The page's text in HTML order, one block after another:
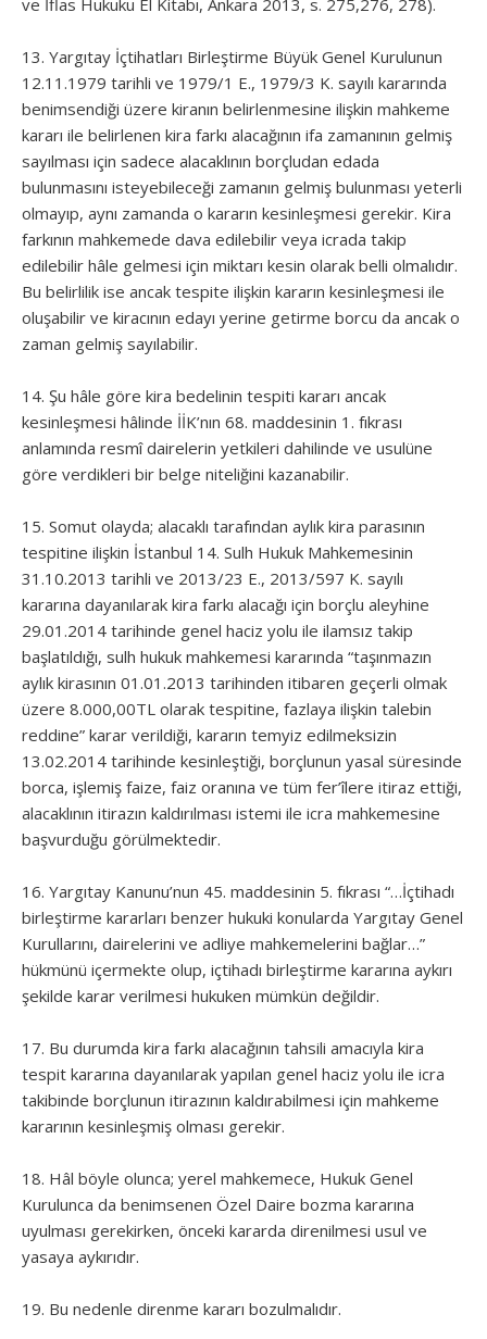
ve İflas Hukuku El Kitabı, Ankara 2013, s. 275,276, 278).
13. Yargıtay İçtihatları Birleştirme Büyük Genel Kurulunun
12.11.1979 tarihli ve 1979/1 E., 1979/3 K. sayılı kararında
benimsendiği üzere kiranın belirlenmesine ilişkin mahkeme
kararı ile belirlenen kira farkı alacağının ifa zamanının gelmiş
sayılması için sadece alacaklının borçludan edada
bulunmasını isteyebileceği zamanın gelmiş bulunması yeterli
olmayıp, aynı zamanda o kararın kesinleşmesi gerekir. Kira
farkının mahkemede dava edilebilir veya icrada takip
edilebilir hâle gelmesi için miktarı kesin olarak belli olmalıdır.
Bu belirlilik ise ancak tespite ilişkin kararın kesinleşmesi ile
oluşabilir ve kiracının edayı yerine getirme borcu da ancak o
zaman gelmiş sayılabilir.
14. Şu hâle göre kira bedelinin tespiti kararı ancak
kesinleşmesi hâlinde İİK’nın 68. maddesinin 1. fıkrası
anlamında resmî dairelerin yetkileri dahilinde ve usulüne
göre verdikleri bir belge niteliğini kazanabilir.
15. Somut olayda; alacaklı tarafından aylık kira parasının
tespitine ilişkin İstanbul 14. Sulh Hukuk Mahkemesinin
31.10.2013 tarihli ve 2013/23 E., 2013/597 K. sayılı
kararına dayanılarak kira farkı alacağı için borçlu aleyhine
29.01.2014 tarihinde genel haciz yolu ile ilamsız takip
başlatıldığı, sulh hukuk mahkemesi kararında “taşınmazın
aylık kirasının 01.01.2013 tarihinden itibaren geçerli olmak
üzere 8.000,00TL olarak tespitine, fazlaya ilişkin talebin
reddine” karar verildiği, kararın temyiz edilmeksizin
13.02.2014 tarihinde kesinleştiği, borçlunun yasal süresinde
borca, işlemiş faize, faiz oranına ve tüm fer’îlere itiraz ettiği,
alacaklının itirazın kaldırılması istemi ile icra mahkemesine
başvurduğu görülmektedir.
16. Yargıtay Kanunu’nun 45. maddesinin 5. fıkrası “…İçtihadı
birleştirme kararları benzer hukuki konularda Yargıtay Genel
Kurullarını, dairelerini ve adliye mahkemelerini bağlar…”
hükmünü içermekte olup, içtihadı birleştirme kararına aykırı
şekilde karar verilmesi hukuken mümkün değildir.
17. Bu durumda kira farkı alacağının tahsili amacıyla kira
tespit kararına dayanılarak yapılan genel haciz yolu ile icra
takibinde borçlunun itirazının kaldırabilmesi için mahkeme
kararının kesinleşmiş olması gerekir.
18. Hâl böyle olunca; yerel mahkemece, Hukuk Genel
Kurulunca da benimsenen Özel Daire bozma kararına
uyulması gerekirken, önceki kararda direnilmesi usul ve
yasaya aykırıdır.
19. Bu nedenle direnme kararı bozulmalıdır.